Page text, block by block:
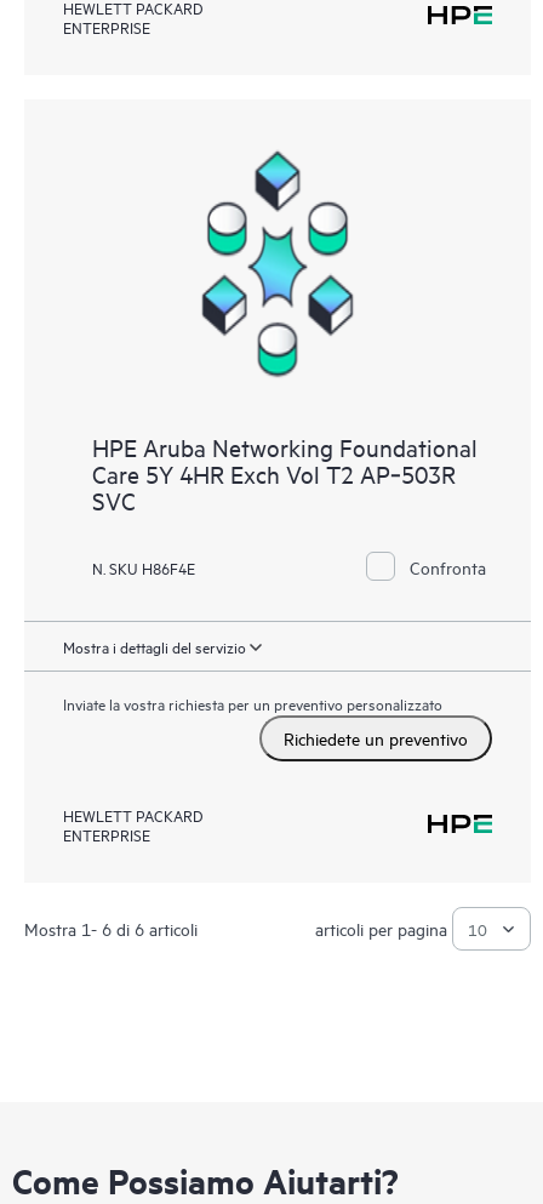
HEWLETT PACKARD
ENTERPRISE
HPE Aruba Networking Foundational
Care 5Y 4HR Exch Vol T2 AP‑503R
SVC
N. SKU H86F4E Confronta
Mostra i dettagli del servizio
Inviate la vostra richiesta per un preventivo personalizzato
Richiedete un preventivo
HEWLETT PACKARD
ENTERPRISE
Mostra 1- 6 di 6 articoli articoli per pagina
Come Possiamo Aiutarti?